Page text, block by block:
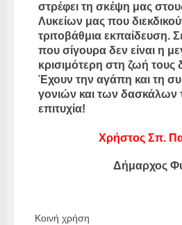
στρέφει τη σκέψη μας
Λυκείων μας που
τριτοβάθμια εκπαίδευση.
που σίγουρα δεν είναι η
κρισιμότερη στη ζωή τους
Έχουν την αγάπη και τη
γονιών και των δασκάλων
επιτυχία!
Χρήστος Σπ.
Δήμαρχος
Κοινή χρήση